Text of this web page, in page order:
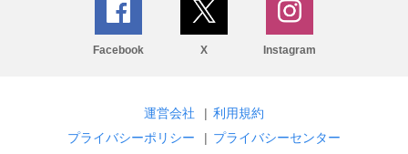
Facebook X Instagram
運営会社 | 利用規約
プライバシーポリシー
| プライバシーセンター